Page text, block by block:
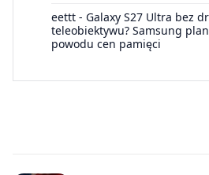
eettt - Galaxy S27 Ultra bez
teleobiektywu? Samsung
powodu cen pamięci